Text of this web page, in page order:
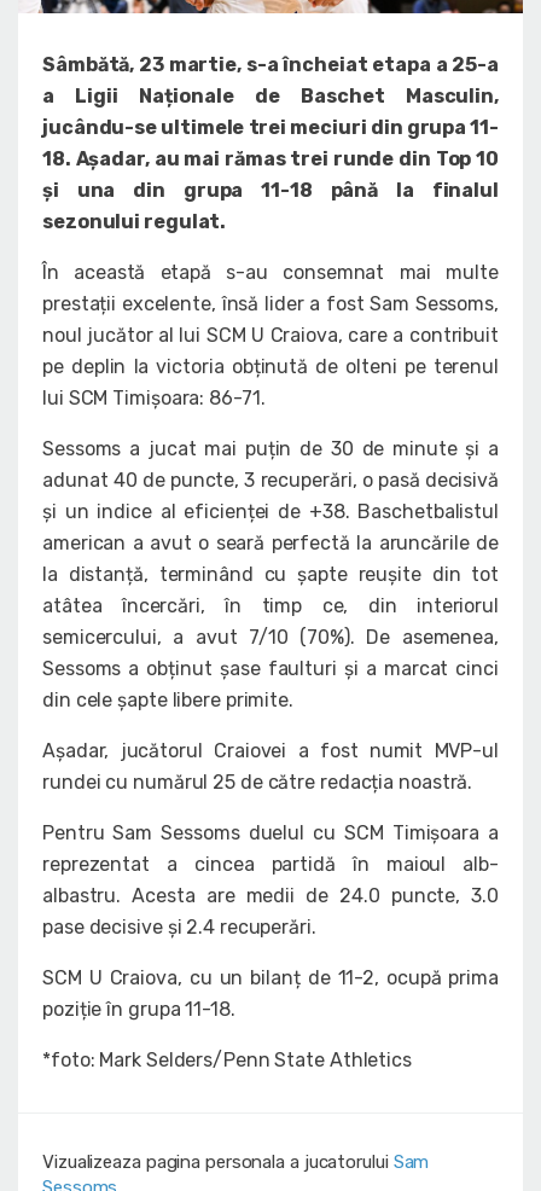
Sâmbătă, 23 martie, s-a încheiat etapa a 25-a
a Ligii Naționale de Baschet Masculin,
jucându-se ultimele trei meciuri din grupa 11-
18. Așadar, au mai rămas trei runde din Top 10
și una din grupa 11-18 până la finalul
sezonului regulat.
În această etapă s-au consemnat mai multe
prestații excelente, însă lider a fost Sam Sessoms,
noul jucător al lui SCM U Craiova, care a contribuit
pe deplin la victoria obținută de olteni pe terenul
lui SCM Timișoara: 86-71.
Sessoms a jucat mai puțin de 30 de minute și a
adunat 40 de puncte, 3 recuperări, o pasă decisivă
și un indice al eficienței de +38. Baschetbalistul
american a avut o seară perfectă la aruncările de
la distanță, terminând cu șapte reușite din tot
atâtea încercări, în timp ce, din interiorul
semicercului, a avut 7/10 (70%). De asemenea,
Sessoms a obținut șase faulturi și a marcat cinci
din cele șapte libere primite.
Așadar, jucătorul Craiovei a fost numit MVP-ul
rundei cu numărul 25 de către redacția noastră.
Pentru Sam Sessoms duelul cu SCM Timișoara a
reprezentat a cincea partidă în maioul alb-
albastru. Acesta are medii de 24.0 puncte, 3.0
pase decisive și 2.4 recuperări.
SCM U Craiova, cu un bilanț de 11-2, ocupă prima
poziție în grupa 11-18.
*foto: Mark Selders/Penn State Athletics
Vizualizeaza pagina personala a jucatorului Sam